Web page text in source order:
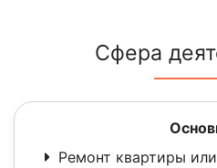
Сфера
Ремонт квартиры